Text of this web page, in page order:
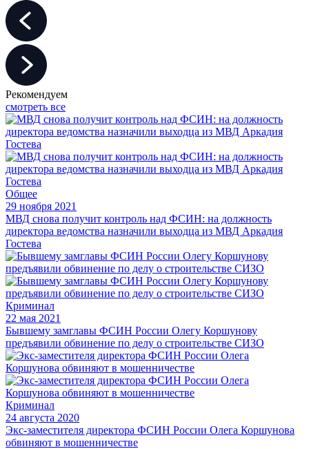
Рекомендуем
смотреть все
Общее
29 ноября 2021
МВД снова получит контроль над ФСИН: на должность
директора ведомства назначили выходца из МВД Аркадия
Гостева
Криминал
22 мая 2021
Бывшему замглавы ФСИН России Олегу Коршунову
предъявили обвинение по делу о строительстве СИЗО
Криминал
24 августа 2020
Экс-заместителя директора ФСИН России Олега Коршунова
обвиняют в мошенничестве